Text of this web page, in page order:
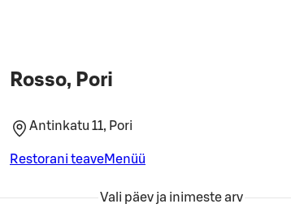
Rosso, Pori
Antinkatu 11, Pori
Restorani teaveMenüü
Vali päev ja inimeste arv